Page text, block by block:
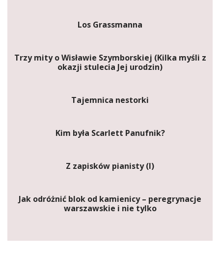
Los Grassmanna
Trzy mity o Wisławie Szymborskiej (Kilka myśli z
okazji stulecia Jej urodzin)
Tajemnica nestorki
Kim była Scarlett Panufnik?
Z zapisków pianisty (I)
Jak odróżnić blok od kamienicy – peregrynacje
warszawskie i nie tylko